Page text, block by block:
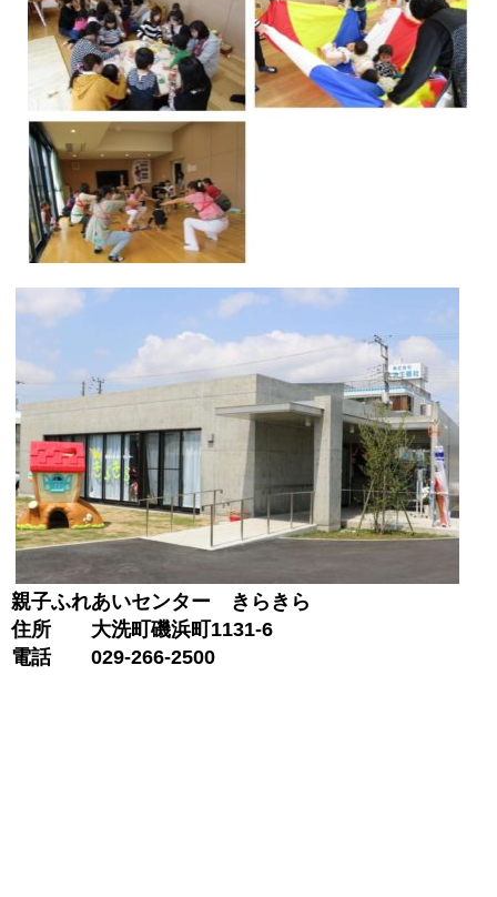
親子ふれあいセンター きらきら
住所 大洗町磯浜町1131-6
電話 029-266-2500